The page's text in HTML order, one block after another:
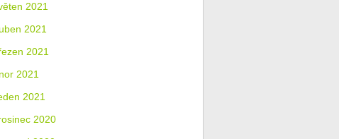
2021
2021
2021
2021
2021
2020